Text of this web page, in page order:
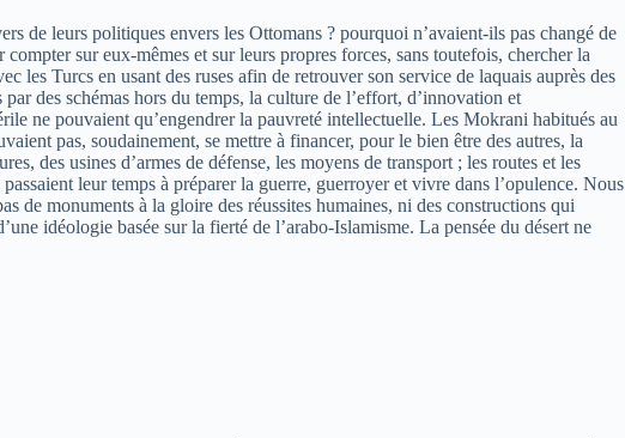
de leurs politiques envers les Ottomans ? pourquoi n’avaient-ils pas changé de
sur eux-mêmes et sur leurs propres forces, sans toutefois, chercher la
les Turcs en usant des ruses afin de retrouver son service de laquais auprès des
des schémas hors du temps, la culture de l’effort, d’innovation et
ne pouvaient qu’engendrer la pauvreté intellectuelle. Les Mokrani habitués au
pas, soudainement, se mettre à financer, pour le bien être des autres, la
des usines d’armes de défense, les moyens de transport ; les routes et les
leur temps à préparer la guerre, guerroyer et vivre dans l’opulence. Nous
de monuments à la gloire des réussites humaines, ni des constructions qui
idéologie basée sur la fierté de l’arabo-Islamisme. La pensée du désert ne